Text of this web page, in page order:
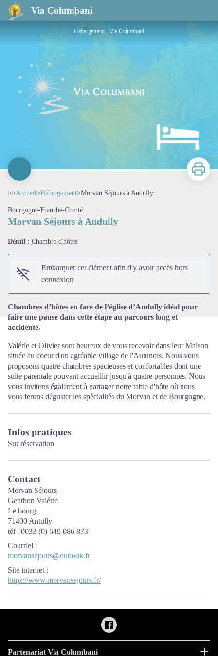
Via Columbani
Morvan Séjours à Andully
Hébergement - Via Columbani
Imprimer
>>Accueil>Hébergement>Morvan Séjours à Andully
Bourgogne-Franche-Comté
Morvan Séjours à Andully
Détail : Chambre d'hôtes
Embarquer cet élément afin d'y avoir accès hors
connexion
Chambres d’hôtes en face de l’église d’Andully idéal pour
faire une pause dans cette étape au parcours long et
accidenté.
Valérie et Olivier sont heureux de vous recevoir dans leur Maison
située au coeur d'un agréable village de l'Autunois. Nous vous
proposons quatre chambres spacieuses et confortables dont une
suite parentale pouvant accueillir jusqu'à quatre personnes. Nous
vous invitons également à partager notre table d'hôte où nous
vous ferons déguster les spécialités du Morvan et de Bourgogne.
Infos pratiques
Sur réservation
Contact
Morvan Séjours
Genthon Valérie
Le bourg
71400 Antully
tél : 0033 (0) 649 086 873
Courriel :
morvansejours@outlook.fr
Site internet :
https://www.morvansejours.fr/
Partenariat Via Columbani